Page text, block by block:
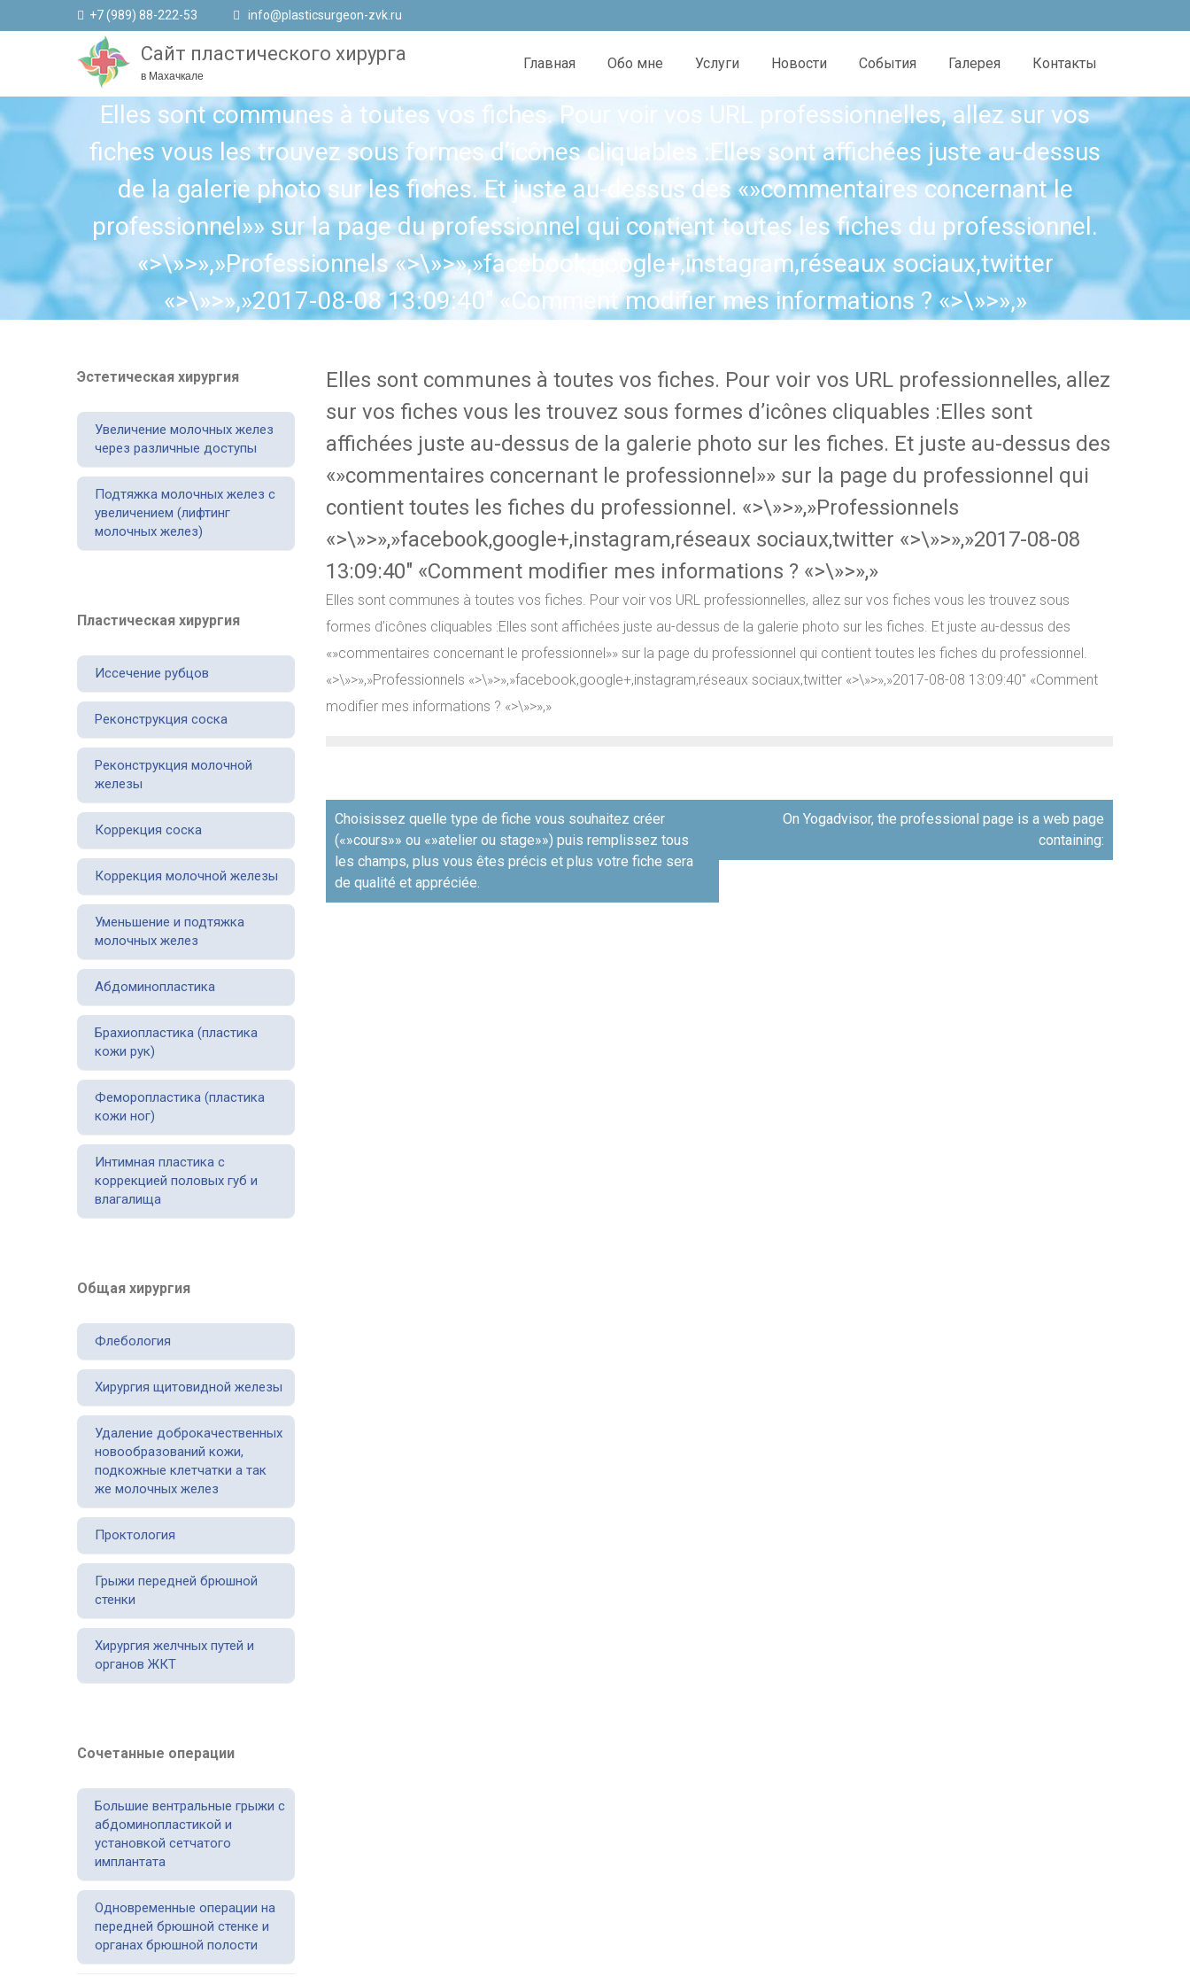
+7 (989) 88-222-53 info@plasticsurgeon-zvk.ru
Сайт пластического хирурга
в Махачкале
Главная Обо мне Услуги Новости События Галерея Контакты
Elles sont communes à toutes vos fiches. Pour voir vos URL professionnelles, allez sur vos
fiches vous les trouvez sous formes d’icônes cliquables :Elles sont affichées juste au-dessus
de la galerie photo sur les fiches. Et juste au-dessus des «»commentaires concernant le
professionnel»» sur la page du professionnel qui contient toutes les fiches du professionnel.
«>\»>»,»Professionnels «>\»>»,»facebook,google+,instagram,réseaux sociaux,twitter
«>\»>»,»2017-08-08 13:09:40″ «Comment modifier mes informations ? «>\»>»,»
Эстетическая хирургия
Увеличение молочных желез
через различные доступы
Подтяжка молочных желез с
увеличением (лифтинг
молочных желез)
Пластическая хирургия
Иссечение рубцов
Реконструкция соска
Реконструкция молочной
железы
Коррекция соска
Коррекция молочной железы
Уменьшение и подтяжка
молочных желез
Абдоминопластика
Брахиопластика (пластика
кожи рук)
Феморопластика (пластика
кожи ног)
Интимная пластика с
коррекцией половых губ и
влагалища
Общая хирургия
Флебология
Хирургия щитовидной железы
Удаление доброкачественных
новообразований кожи,
подкожные клетчатки а так
же молочных желез
Проктология
Грыжи передней брюшной
стенки
Хирургия желчных путей и
органов ЖКТ
Сочетанные операции
Большие вентральные грыжи с
абдоминопластикой и
установкой сетчатого
имплантата
Одновременные операции на
передней брюшной стенке и
органах брюшной полости
Elles sont communes à toutes vos fiches. Pour voir vos URL professionnelles, allez
sur vos fiches vous les trouvez sous formes d’icônes cliquables :Elles sont
affichées juste au-dessus de la galerie photo sur les fiches. Et juste au-dessus des
«»commentaires concernant le professionnel»» sur la page du professionnel qui
contient toutes les fiches du professionnel. «>\»>»,»Professionnels
«>\»>»,»facebook,google+,instagram,réseaux sociaux,twitter «>\»>»,»2017-08-08
13:09:40″ «Comment modifier mes informations ? «>\»>»,»
Elles sont communes à toutes vos fiches. Pour voir vos URL professionnelles, allez sur vos fiches vous les trouvez sous
formes d’icônes cliquables :Elles sont affichées juste au-dessus de la galerie photo sur les fiches. Et juste au-dessus des
«»commentaires concernant le professionnel»» sur la page du professionnel qui contient toutes les fiches du professionnel.
«>\»>»,»Professionnels «>\»>»,»facebook,google+,instagram,réseaux sociaux,twitter «>\»>»,»2017-08-08 13:09:40″ «Comment
modifier mes informations ? «>\»>»,»
Навигация
по
записям
Choisissez quelle type de fiche vous souhaitez créer
(«»cours»» ou «»atelier ou stage»») puis remplissez tous
les champs, plus vous êtes précis et plus votre fiche sera
de qualité et appréciée.
On Yogadvisor, the professional page is a web page
containing: